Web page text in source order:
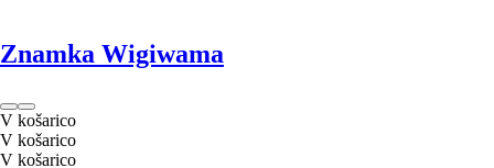
Znamka Wigiwama
V košarico
V košarico
V košarico